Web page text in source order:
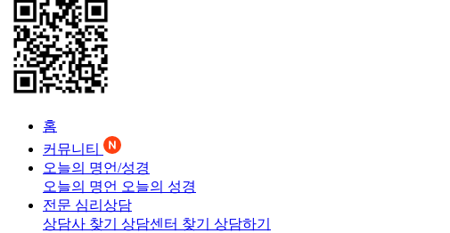
홈
커뮤니티
오늘의 명언/성경
오늘의 명언 오늘의 성경
전문 심리상담
상담사 찾기 상담센터 찾기 상담하기